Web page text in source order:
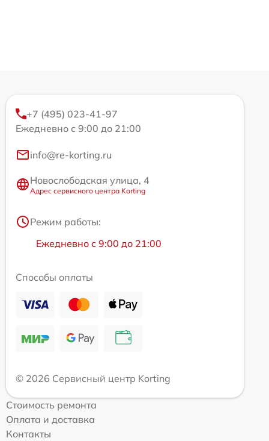
+7 (495) 023-41-97
Ежедневно с 9:00 до 21:00
info@re-korting.ru
Новослободская улица, 4
Адрес сервисного центра Korting
Режим работы:
Ежедневно с 9:00 до 21:00
Способы оплаты
© 2026 Сервисный центр Korting
Стоимость ремонта
Оплата и доставка
Контакты